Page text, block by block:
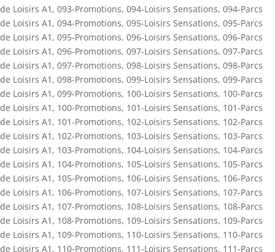
de Loisirs A1 , 093-Promotions, 094-Loisirs Sensations, 094-Parcs
de Loisirs A1 , 094-Promotions, 095-Loisirs Sensations, 095-Parcs
de Loisirs A1 , 095-Promotions, 096-Loisirs Sensations, 096-Parcs
de Loisirs A1 , 096-Promotions, 097-Loisirs Sensations, 097-Parcs
de Loisirs A1 , 097-Promotions, 098-Loisirs Sensations, 098-Parcs
de Loisirs A1 , 098-Promotions, 099-Loisirs Sensations, 099-Parcs
de Loisirs A1 , 099-Promotions, 100-Loisirs Sensations, 100-Parcs
de Loisirs A1 , 100-Promotions, 101-Loisirs Sensations, 101-Parcs
de Loisirs A1 , 101-Promotions, 102-Loisirs Sensations, 102-Parcs
de Loisirs A1 , 102-Promotions, 103-Loisirs Sensations, 103-Parcs
de Loisirs A1 , 103-Promotions, 104-Loisirs Sensations, 104-Parcs
de Loisirs A1 , 104-Promotions, 105-Loisirs Sensations, 105-Parcs
de Loisirs A1 , 105-Promotions, 106-Loisirs Sensations, 106-Parcs
de Loisirs A1 , 106-Promotions, 107-Loisirs Sensations, 107-Parcs
de Loisirs A1 , 107-Promotions, 108-Loisirs Sensations, 108-Parcs
de Loisirs A1 , 108-Promotions, 109-Loisirs Sensations, 109-Parcs
de Loisirs A1 , 109-Promotions, 110-Loisirs Sensations, 110-Parcs
de Loisirs A1 , 110-Promotions, 111-Loisirs Sensations, 111-Parcs